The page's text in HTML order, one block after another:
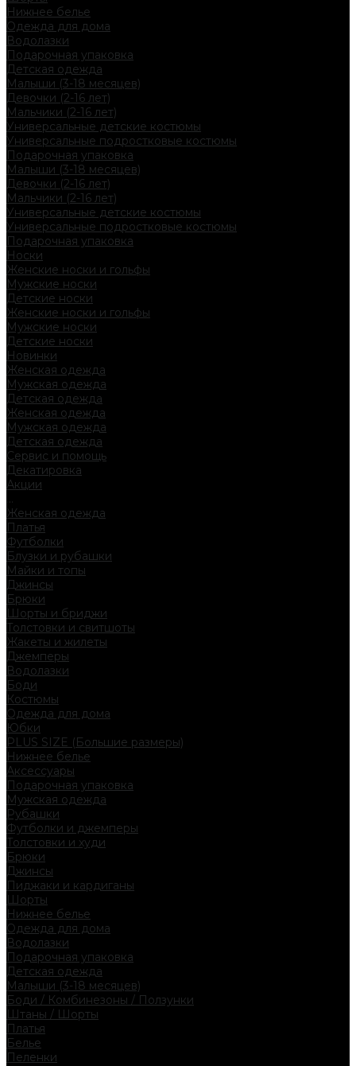
Нижнее белье
Одежда для дома
Водолазки
Подарочная упаковка
Детская одежда
Малыши (3-18 месяцев)
Девочки (2-16 лет)
Мальчики (2-16 лет)
Универсальные детские костюмы
Универсальные подростковые костюмы
Подарочная упаковка
Малыши (3-18 месяцев)
Девочки (2-16 лет)
Мальчики (2-16 лет)
Универсальные детские костюмы
Универсальные подростковые костюмы
Подарочная упаковка
Носки
Женские носки и гольфы
Мужские носки
Детские носки
Женские носки и гольфы
Мужские носки
Детские носки
Новинки
Женская одежда
Мужская одежда
Детская одежда
Женская одежда
Мужская одежда
Детская одежда
Сервис и помощь
Декатировка
Акции
...
Женская одежда
Платья
Футболки
Блузки и рубашки
Майки и топы
Джинсы
Брюки
Шорты и бриджи
Толстовки и свитшоты
Жакеты и жилеты
Джемперы
Водолазки
Боди
Костюмы
Одежда для дома
Юбки
PLUS SIZE (Большие размеры)
Нижнее белье
Аксессуары
Подарочная упаковка
Мужская одежда
Рубашки
Футболки и джемперы
Толстовки и худи
Брюки
Джинсы
Пиджаки и кардиганы
Шорты
Нижнее белье
Одежда для дома
Водолазки
Подарочная упаковка
Детская одежда
Малыши (3-18 месяцев)
Боди / Комбинезоны / Ползунки
Штаны / Шорты
Платья
Белье
Пеленки